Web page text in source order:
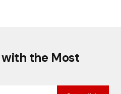
with the Most